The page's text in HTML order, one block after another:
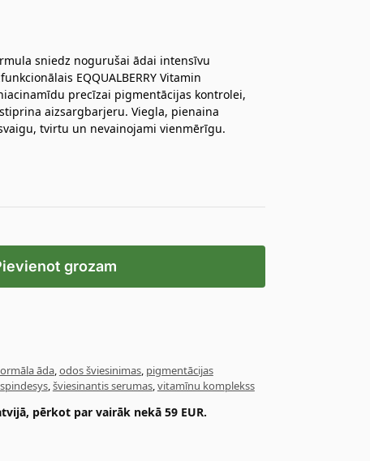
sniedz nogurušai ādai intensīvu
EQQUALBERRY Vitamin
precīzai pigmentācijas kontrolei,
aizsargbarjeru. Viegla, pienaina
tvirtu un nevainojami vienmērīgu.
grozam
āda,odos šviesinimas, pigmentācijas
spindesys,šviesinantis serumas,vitamīnu komplekss
pērkot par vairāk nekā 59 EUR.